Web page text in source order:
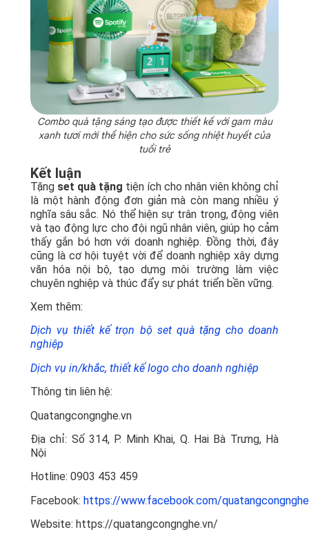
Combo quà tặng sáng tạo được thiết kế với gam màu
xanh tươi mới thể hiện cho sức sống nhiệt huyết của
tuổi trẻ
Kết luận
Tặng set quà tặng tiện ích cho nhân viên không chỉ
là một hành động đơn giản mà còn mang nhiều ý
nghĩa sâu sắc. Nó thể hiện sự trân trọng, động viên
và tạo động lực cho đội ngũ nhân viên, giúp họ cảm
thấy gắn bó hơn với doanh nghiệp. Đồng thời, đây
cũng là cơ hội tuyệt vời để doanh nghiệp xây dựng
văn hóa nội bộ, tạo dựng môi trường làm việc
chuyên nghiệp và thúc đẩy sự phát triển bền vững.
Xem thêm:
Dịch vụ thiết kế trọn bộ set quà tặng cho doanh
nghiệp
Dịch vụ in/khắc, thiết kế logo cho doanh nghiệp
Thông tin liên hệ:
Quatangcongnghe.vn
Địa chỉ: Số 314, P. Minh Khai, Q. Hai Bà Trưng, Hà
Nội
Hotline: 0903 453 459
Facebook: https://www.facebook.com/
Website: https://quatangcongnghe.vn/